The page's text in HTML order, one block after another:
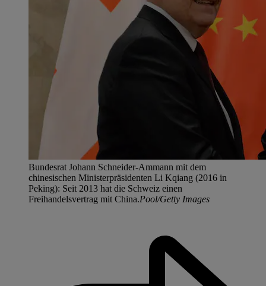
Bundesrat Johann Schneider-Ammann mit dem
chinesischen Ministerpräsidenten Li Kqiang (2016 in
Peking): Seit 2013 hat die Schweiz einen
Freihandelsvertrag mit China.Pool/Getty Images